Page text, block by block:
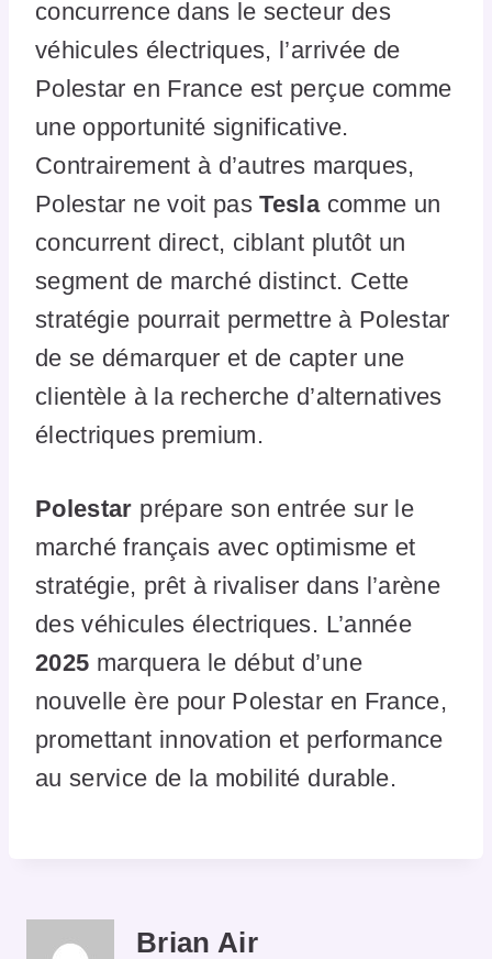
concurrence dans le secteur des
véhicules électriques, l’arrivée de
Polestar en France est perçue comme
une opportunité significative.
Contrairement à d’autres marques,
Polestar ne voit pasTeslacomme un
concurrent direct, ciblant plutôt un
segment de marché distinct. Cette
stratégie pourrait permettre à Polestar
de se démarquer et de capter une
clientèle à la recherche d’alternatives
électriques premium.
Polestar prépare son entrée sur le
marché français avec optimisme et
stratégie, prêt à rivaliser dans l’arène
des véhicules électriques. L’année
2025 marquera le début d’une
nouvelle ère pour Polestar en France,
promettant innovation et performance
au service de la mobilité durable.
Brian Air